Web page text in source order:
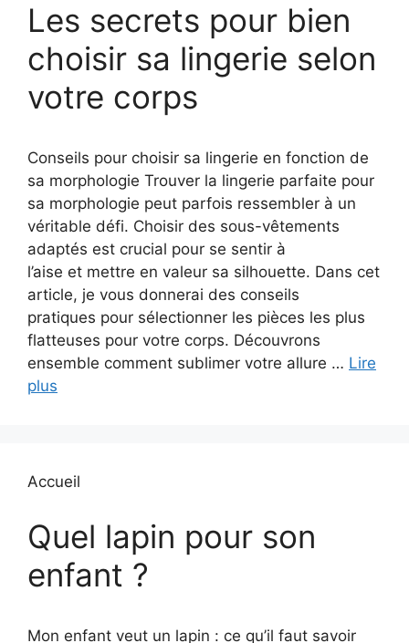
Les secrets pour bien
choisir sa lingerie selon
votre corps
Conseils pour choisir sa lingerie en fonction de
sa morphologie Trouver la lingerie parfaite pour
sa morphologie peut parfois ressembler à un
véritable défi. Choisir des sous-vêtements
adaptés est crucial pour se sentir à
l’aise et mettre en valeur sa silhouette. Dans cet
article, je vous donnerai des conseils
pratiques pour sélectionner les pièces les plus
flatteuses pour votre corps. Découvrons
ensemble comment sublimer votre allure … Lire
plus
Accueil
Quel lapin pour son
enfant ?
Mon enfant veut un lapin : ce qu’il faut savoir